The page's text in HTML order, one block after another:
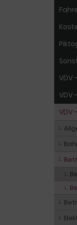
VDV
VDV
VDV